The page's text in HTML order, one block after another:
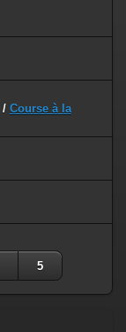
/ Course à la
5